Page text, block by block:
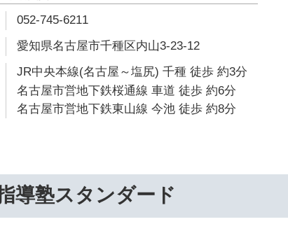
052-745-6211
愛知県名古屋市千種区内山3-23-12
JR中央本線(名古屋～塩尻) 千種 徒歩 約3分
名古屋市営地下鉄桜通線 車道 徒歩 約6分
名古屋市営地下鉄東山線 今池 徒歩 約8分
導塾スタンダード